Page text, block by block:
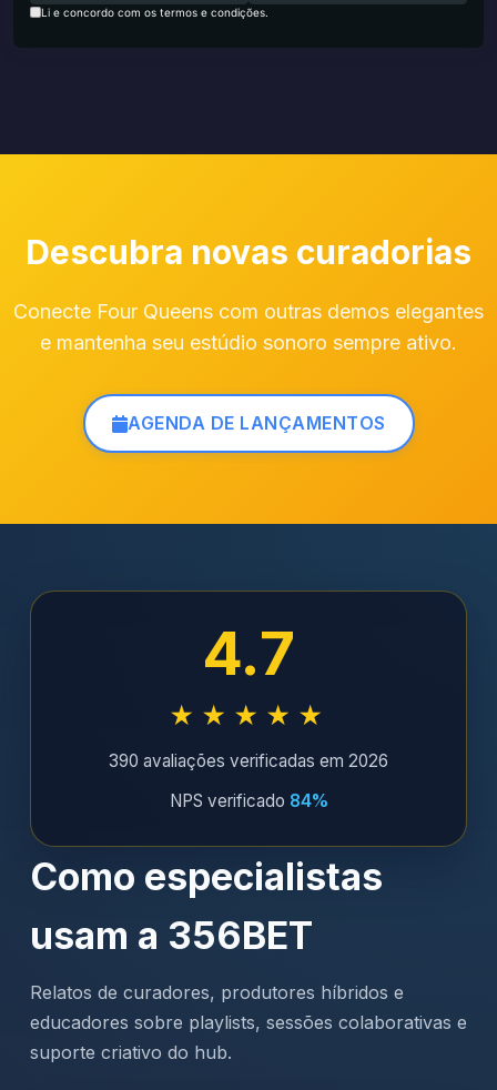
Li e concordo com os termos e condições.
Descubra novas curadorias
Conecte Four Queens com outras demos elegantes
e mantenha seu estúdio sonoro sempre ativo.
AGENDA DE LANÇAMENTOS
4.7
★★★★★
390 avaliações verificadas em 2026
NPS verificado 84%
Como especialistas
usam a 356BET
Relatos de curadores, produtores híbridos e
educadores sobre playlists, sessões colaborativas e
suporte criativo do hub.